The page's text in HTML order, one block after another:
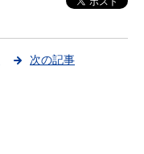
次の記事